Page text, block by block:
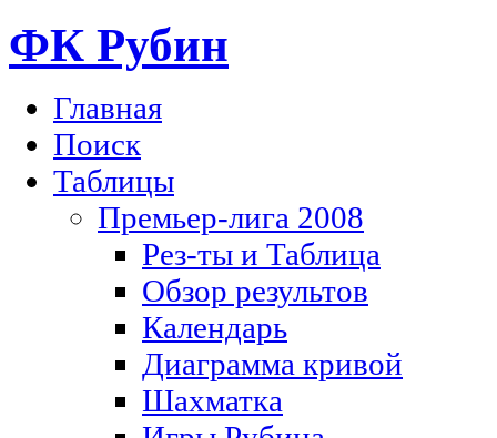
ФК Рубин
Главная
Поиск
Таблицы
Премьер-лига 2008
Рез-ты и Таблица
Обзор результов
Календарь
Диаграмма кривой
Шахматка